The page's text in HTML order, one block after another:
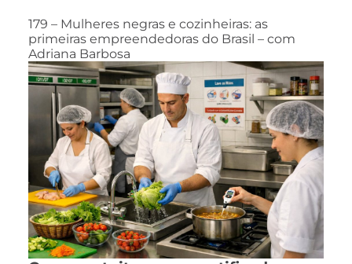
179 – Mulheres negras e cozinheiras: as
primeiras empreendedoras do Brasil – com
Adriana Barbosa